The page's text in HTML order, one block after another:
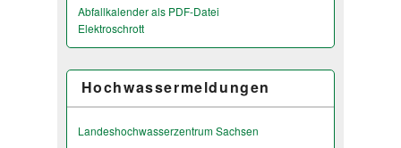
Abfallkalender als PDF-Datei
Elektroschrott
Hochwassermeldungen
Landeshochwas­serzentrum Sachsen